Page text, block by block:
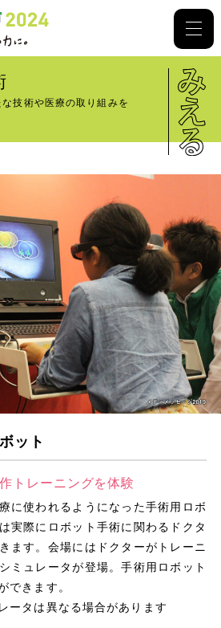
技術や医療の取り組みを
ット
トレーニングを体験
に使われるようになった手術用ロボ
実際にロボット手術に関わるドクタ
ます。会場にはドクターがトレーニ
ミュレータが登場。手術用ロボット
できます。
ータは異なる場合があります